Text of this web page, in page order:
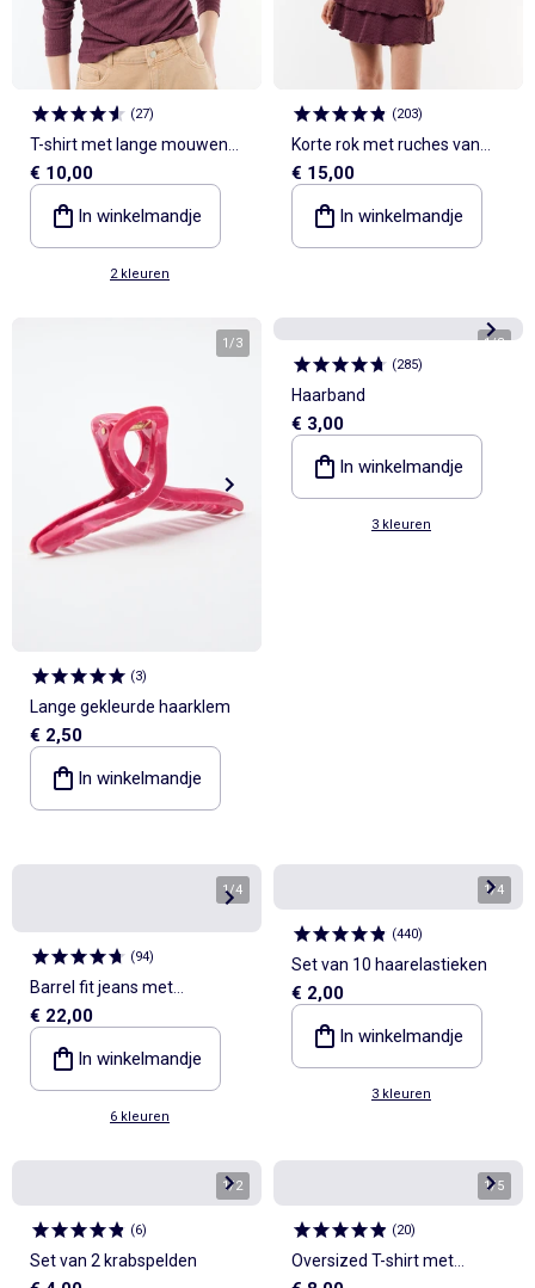
(27)
T-shirt met lange mouwen
van gewafelde stof
€ 10,00
In winkelmandje
2 kleuren
(203)
Korte rok met ruches van
crinkle-breisel
€ 15,00
In winkelmandje
1/3
(3)
Lange gekleurde haarklem
€ 2,50
In winkelmandje
1/3
(285)
Haarband
€ 3,00
In winkelmandje
3 kleuren
1/4
(94)
Barrel fit jeans met
asymmetrische
knoopsluiting
€ 22,00
In winkelmandje
6 kleuren
1/4
(440)
Set van 10 haarelastieken
€ 2,00
In winkelmandje
3 kleuren
1/2
(6)
Set van 2 krabspelden
1/5
(20)
Oversized T-shirt met